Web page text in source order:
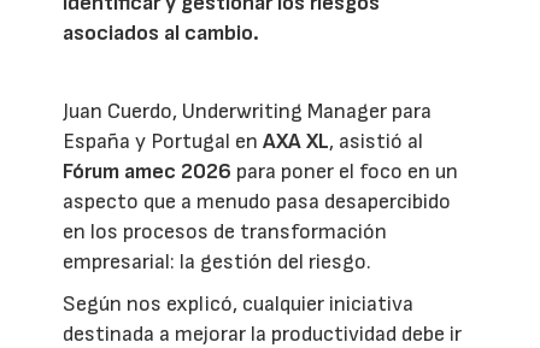
asociados al cambio.
Juan Cuerdo, Underwriting Manager para
España y Portugal enAXA XL, asistió al
Fórum amec 2026 para poner el foco en un
aspecto que a menudo pasa desapercibido
en los procesos de transformación
empresarial: la gestión del riesgo.
Según nos explicó, cualquier iniciativa
destinada a mejorar la productividad debe ir